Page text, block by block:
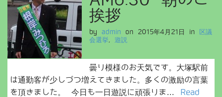
挨拶
by admin on 2015年4月21日 in
区議
会選挙, 遊説
曇り模様のお天気です。大塚駅前
は通勤客が少しづつ増えてきました。多くの激励の言葉
を頂きました。 今日も一日遊説に頑張りま…
Read